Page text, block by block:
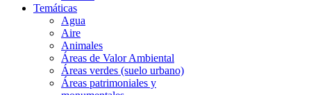
Temáticas
Agua
Aire
Animales
Áreas de Valor Ambiental
Áreas verdes (suelo urbano)
Áreas patrimoniales y